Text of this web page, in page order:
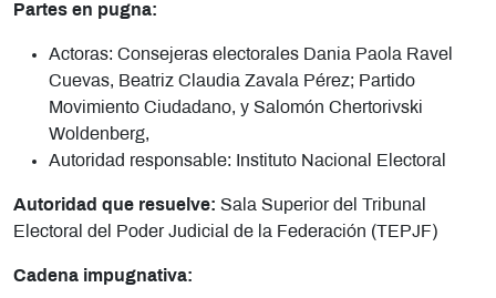
Partes en pugna:
Actoras: Consejeras electorales Dania Paola Ravel
Cuevas, Beatriz Claudia Zavala Pérez; Partido
Movimiento Ciudadano, y Salomón Chertorivski
Woldenberg,
Autoridad responsable: Instituto Nacional Electoral
Autoridad que resuelve: Sala Superior del Tribunal
Electoral del Poder Judicial de la Federación (TEPJF)
Cadena impugnativa: